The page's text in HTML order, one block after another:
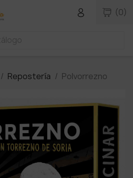
(0)
Repostería Polvorrezno